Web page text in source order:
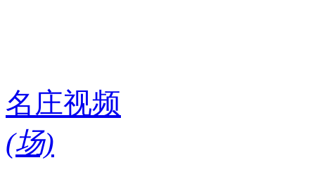
名庄视频
(场)